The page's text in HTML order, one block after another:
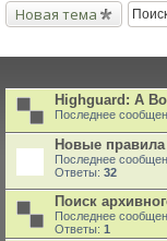
Новая тема
Highguard: A
Последнее
Новые
Последнее
Ответы: 32
Поиск
Последнее
Ответы: 1